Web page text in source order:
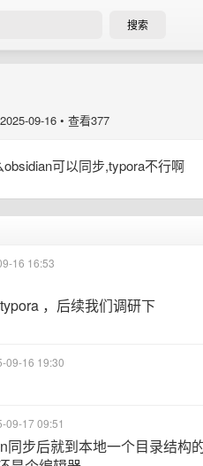
搜索
2025-09-16 • 查看377
可以同步,typora不行啊
16 16:53
，后续我们调研下
09-16 19:30
09-17 09:51
同步后就到本地一个目录结构